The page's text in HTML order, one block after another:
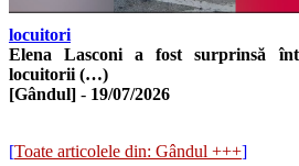
locuitori
Elena Lasconi a fost surprinsă
locuitorii (…)
[Gândul] - 19/07/2026
[Toate articolele din: Gândul +++]